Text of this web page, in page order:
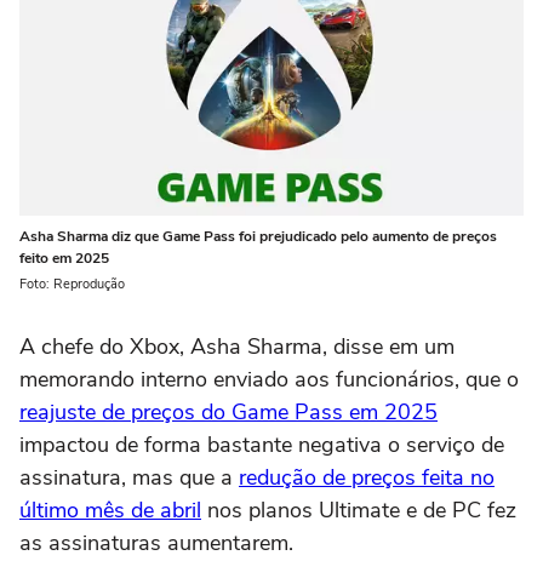
Asha Sharma diz que Game Pass foi prejudicado pelo aumento de preços
feito em 2025
Foto: Reprodução
A chefe do Xbox, Asha Sharma, disse em um
memorando interno enviado aos funcionários, que o
reajuste de preços do Game Pass em 2025
impactou de forma bastante negativa o serviço de
assinatura, mas que a redução de preços feita no
último mês de abril nos planos Ultimate e de PC fez
as assinaturas aumentarem.